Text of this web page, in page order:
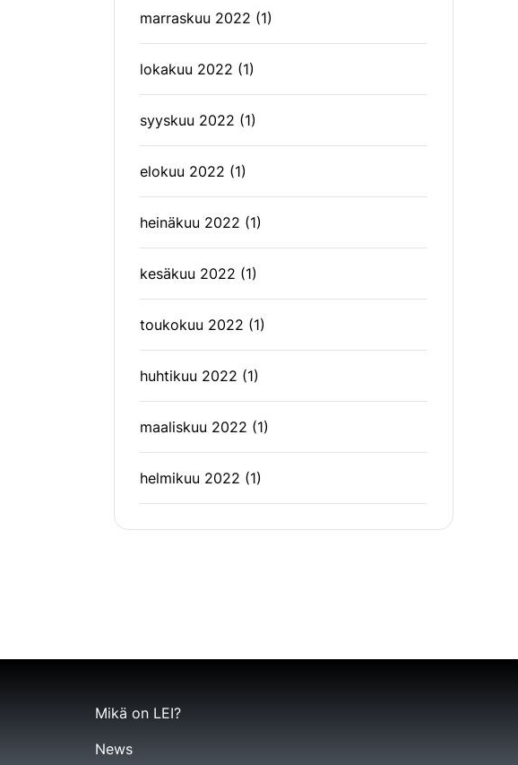
marraskuu 2022 (1)
lokakuu 2022 (1)
syyskuu 2022 (1)
elokuu 2022 (1)
heinäkuu 2022 (1)
kesäkuu 2022 (1)
toukokuu 2022 (1)
huhtikuu 2022 (1)
maaliskuu 2022 (1)
helmikuu 2022 (1)
Mikä on LEI?
News